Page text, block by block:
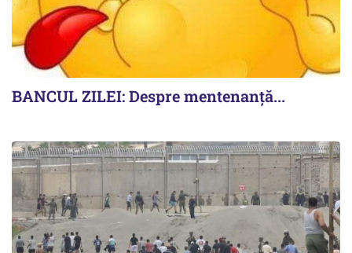
BANCUL ZILEI: Despre mentenanță...